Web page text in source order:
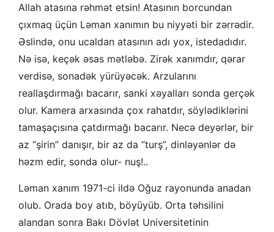
Allah atasına rəhmət etsin! Atasının borcundan
çıxmaq üçün Ləman xanımın bu niyyəti bir zərrədir.
Əslində, onu ucaldan atasının adı yox, istedadıdır.
Nə isə, keçək əsas mətləbə. Zirək xanımdır, qərar
verdisə, sonadək yürüyəcək. Arzularını
reallaşdırmağı bacarır, sanki xəyalları sonda gerçək
olur. Kamera arxasında çox rahatdır, söylədiklərini
tamaşaçısına çatdırmağı bacarır. Necə deyərlər, bir
az “şirin” danışır, bir az da “turş”, dinləyənlər də
həzm edir, sonda olur- nuş!..
Ləman xanım 1971-ci ildə Oğuz rayonunda anadan
olub. Orada boy atıb, böyüyüb. Orta təhsilini
alandan sonra Bakı Dövlət Universitetinin